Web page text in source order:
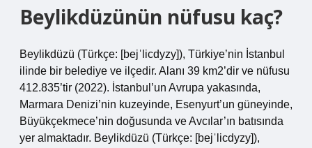
Beylikdüzünün nüfusu kaç?
Beylikdüzü (Türkçe: [bejˈlicdyzy]), Türkiye’nin İstanbul
ilinde bir belediye ve ilçedir. Alanı 39 km2’dir ve nüfusu
412.835’tir (2022). İstanbul’un Avrupa yakasında,
Marmara Denizi’nin kuzeyinde, Esenyurt’un güneyinde,
Büyükçekmece’nin doğusunda ve Avcılar’ın batısında
yer almaktadır. Beylikdüzü (Türkçe: [bejˈlicdyzy]),